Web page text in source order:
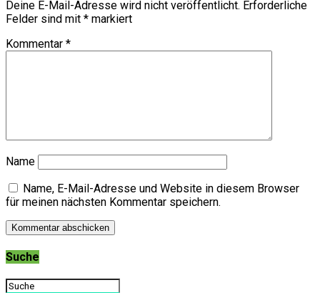
Deine E-Mail-Adresse wird nicht veröffentlicht. Erforderliche
Felder sind mit * markiert
Kommentar *
Name
Name, E-Mail-Adresse und Website in diesem Browser
für meinen nächsten Kommentar speichern.
Suche